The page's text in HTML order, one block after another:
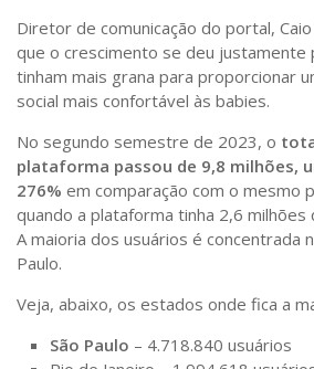
Diretor de comunicação do portal,
que o crescimento se deu justamente
tinham mais grana para proporcionar
social mais confortável às babies.
No segundo semestre de 2023, o
plataforma passou de 9,8 milhões,
276% em comparação com o mesmo
quando a plataforma tinha 2,6
A maioria dos usuários é concentrada
Paulo.
Veja, abaixo, os estados onde fica a
São Paulo – 4.718.840 usuários